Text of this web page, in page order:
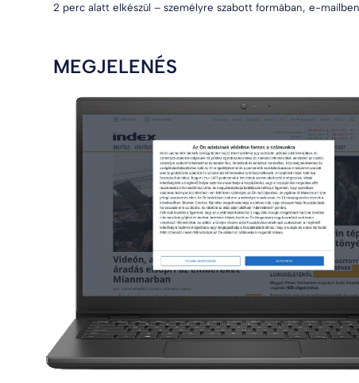
2 perc alatt elkészül – személyre szabott formában, e-
MEGJELENÉS